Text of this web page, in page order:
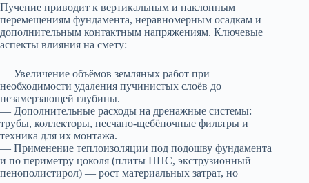
Пучение приводит к вертикальным и наклонным
перемещениям фундамента, неравномерным осадкам и
дополнительным контактным напряжениям. Ключевые
аспекты влияния на смету:
— Увеличение объёмов земляных работ при
необходимости удаления пучинистых слоёв до
незамерзающей глубины.
— Дополнительные расходы на дренажные системы:
трубы, коллекторы, песчано‑щебёночные фильтры и
техника для их монтажа.
— Применение теплоизоляции под подошву фундамента
и по периметру цоколя (плиты ППС, экструзионный
пенополистирол) — рост материальных затрат, но